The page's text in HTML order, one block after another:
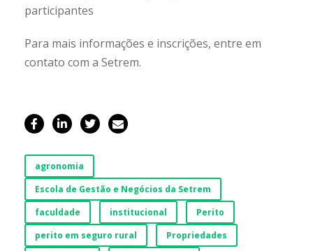
participantes
Para mais informações e inscrições, entre em
contato com a Setrem.
agronomia
Escola de Gestão e Negócios da Setrem
faculdade
institucional
Perito
perito em seguro rural
Propriedades